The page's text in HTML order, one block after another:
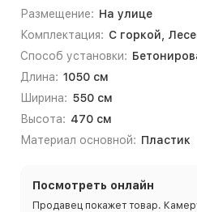
Размещение: На улице
Комплектация: С горкой,
Способ установки:
Длина: 1050 см
Ширина: 550 см
Высота: 470 см
Материал основной: Пластик
Посмотреть онлайн
Продавец покажет товар.